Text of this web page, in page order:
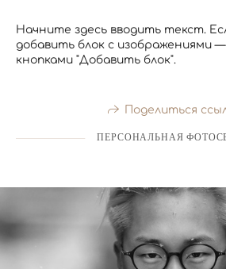
Начните здесь вводить текст.
добавить блок с изображениями —
кнопками "Добавить блок".
Поделиться
ПЕРСОНАЛЬНАЯ